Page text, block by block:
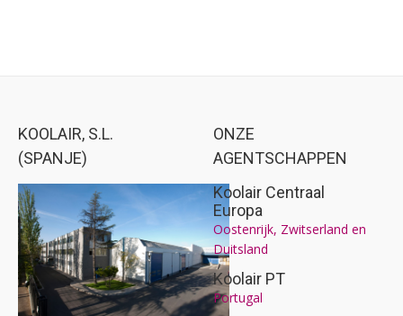
KOOLAIR, S.L.
(SPANJE)
ONZE
AGENTSCHAPPEN
Koolair Centraal
Europa
Oostenrijk, Zwitserland en
Duitsland
Koolair PT
Portugal